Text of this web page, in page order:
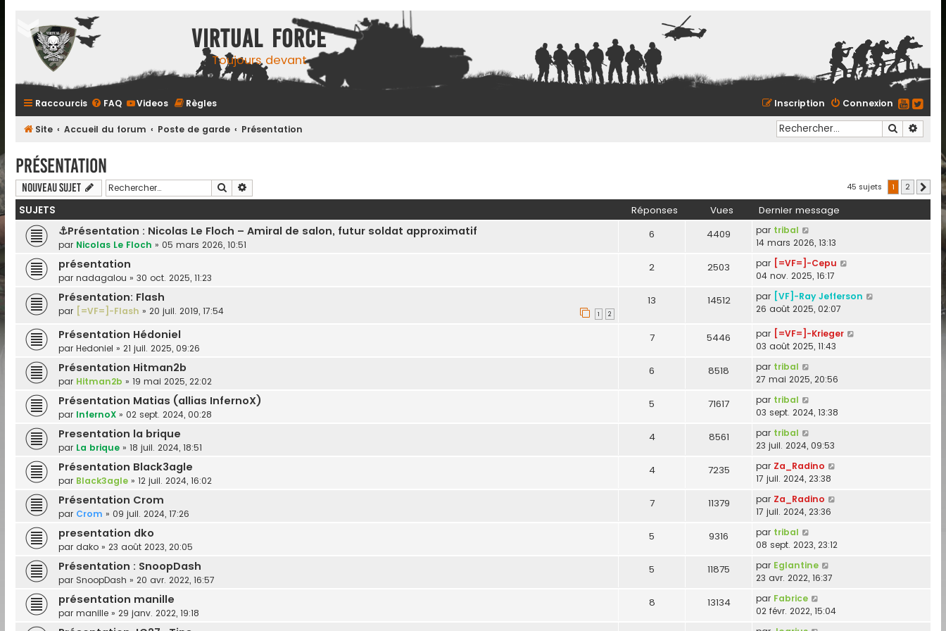
Virtual Force
Toujours devant
Raccourcis FAQ Videos Règles Connexion
Inscription
Site Accueil du forum Poste de garde Présentation
Présentation
Nouveau sujet Rechercher 45 sujets 1 2
SUJETS Réponses Vues Dernier message
⚓Présentation : Nicolas Le Floch – Amiral de salon, futur soldat approximatif
par Nicolas Le Floch » 05 mars 2026, 10:51
6 4409 par tribal
14 mars 2026, 13:13
présentation
par nadagalou » 30 oct. 2025, 11:23
2 2503 par [=VF=]-Cepu
04 nov. 2025, 16:17
Présentation: Flash
par [=VF=]-Flash » 20 juil. 2019, 17:54 1 2
13 14512 par [VF]-Ray Jefferson
26 août 2025, 02:07
Présentation Hédoniel
par Hedoniel » 21 juil. 2025, 09:26
7 5446 par [=VF=]-Krieger
03 août 2025, 11:43
Présentation Hitman2b
par Hitman2b » 19 mai 2025, 22:02
6 8518 par tribal
27 mai 2025, 20:56
Présentation Matias (allias InfernoX)
par InfernoX » 02 sept. 2024, 00:28
5 71617 par tribal
03 sept. 2024, 13:38
Presentation la brique
par La brique » 18 juil. 2024, 18:51
4 8561 par tribal
23 juil. 2024, 09:53
Présentation Black3agle
par Black3agle » 12 juil. 2024, 16:02
4 7235 par Za_Radino
17 juil. 2024, 23:38
Présentation Crom
par Crom » 09 juil. 2024, 17:26
7 11379 par Za_Radino
17 juil. 2024, 23:36
presentation dko
par dako » 23 août 2023, 20:05
5 9316 par tribal
08 sept. 2023, 23:12
Présentation : SnoopDash
par SnoopDash » 20 avr. 2022, 16:57
5 11875 par Eglantine
23 avr. 2022, 16:37
présentation manille
par manille » 29 janv. 2022, 19:18
8 13134 par Fabrice
02 févr. 2022, 15:04